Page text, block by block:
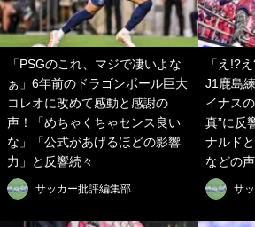
「PSGのこれ、マジで凄いよな
ぁ」6年前のドラゴンボール巨大
コレオに改めて感動と感謝の
声！「めちゃくちゃセンス良い
な」「公式があげるほどの影響
力」と反響続々
サッカー批評編集部
「え!?
J1鹿島
イナス
真”に反
ナルド
などの声
サ